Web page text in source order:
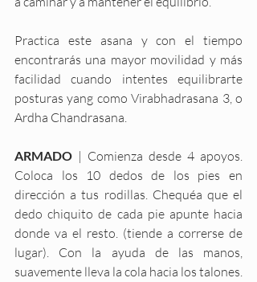
Practica este asana y con el tiempo
encontrarás una mayor movilidad y más
facilidad cuando intentes equilibrarte
posturas yang como Virabhadrasana 3, o
Ardha Chandrasana.
ARMADO | Comienza desde 4 apoyos.
Coloca los 10 dedos de los pies en
dirección a tus rodillas. Chequéa que el
dedo chiquito de cada pie apunte hacia
donde va el resto. (tiende a correrse de
lugar). Con la ayuda de las manos,
suavemente lleva la cola hacia los talones.